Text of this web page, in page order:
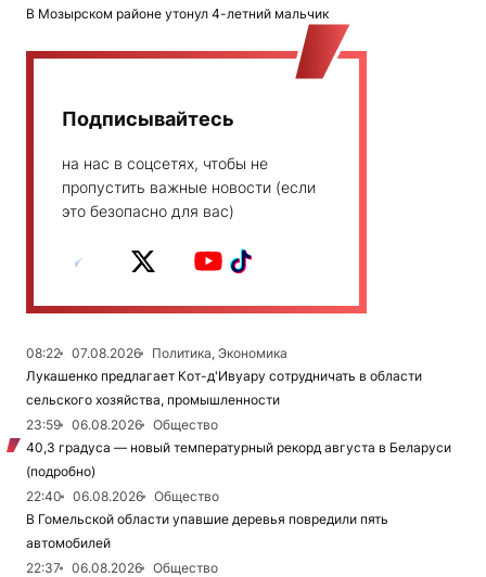
В Мозырском районе утонул 4-летний мальчик
Подписывайтесь
на нас в соцсетях, чтобы не
пропустить важные новости (если
это безопасно для вас)
08:22 07.08.2026
Политика, Экономика
Лукашенко предлагает Кот-д'Ивуару сотрудничать в области
сельского хозяйства, промышленности
23:59
06.08.2026
Общество
40,3 градуса — новый температурный рекорд августа в Беларуси
(подробно)
22:40
06.08.2026
Общество
В Гомельской области упавшие деревья повредили пять
автомобилей
22:37
06.08.2026
Общество